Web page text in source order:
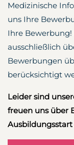
Medizinische
uns Ihre
Ihre
ausschließlich
Bewerbungen
berücksichtigt
Leider sind
freuen uns über
Ausbildungsstart